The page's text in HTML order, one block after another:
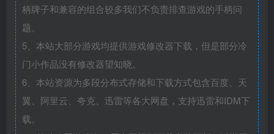
柄牌子和兼容的组合较多我们不负责排查游戏的手柄问
题。
5、本站大部分游戏均提供游戏修改器下载，但是部分冷
门小作品没有修改器望知晓。
6、本站资源为多段分布式存储和下载方式包含百度、天
翼、阿里云、夸克、迅雷等各大网盘，支持迅雷和IDM下
载。